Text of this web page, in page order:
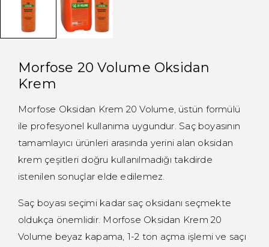
Morfose 20 Volume Oksidan
Krem
Morfose Oksidan Krem 20 Volume, üstün formülü
ile profesyonel kullanıma uygundur. Saç boyasının
tamamlayıcı ürünleri arasında yerini alan oksidan
krem çeşitleri doğru kullanılmadığı takdirde
istenilen sonuçlar elde edilemez.
Saç boyası seçimi kadar saç oksidanı seçmekte
oldukça önemlidir. Morfose Oksidan Krem 20
Volume beyaz kapama, 1-2 ton açma işlemi ve saçı